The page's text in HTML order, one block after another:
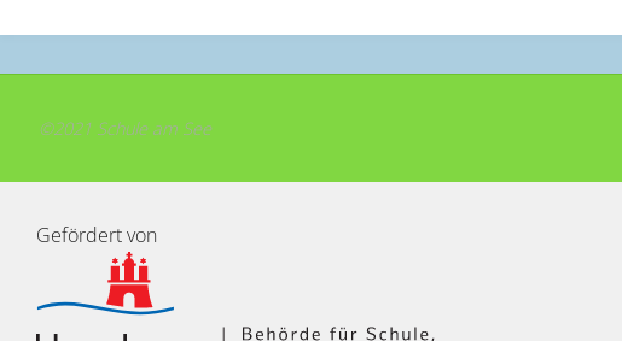
©2021 Schule am See
Gefördert von